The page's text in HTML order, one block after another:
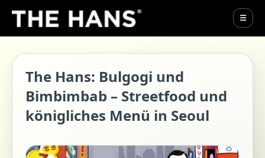
☰
The Hans: Bulgogi und
Bimbimbab – Streetfood und
königliches Menü in Seoul